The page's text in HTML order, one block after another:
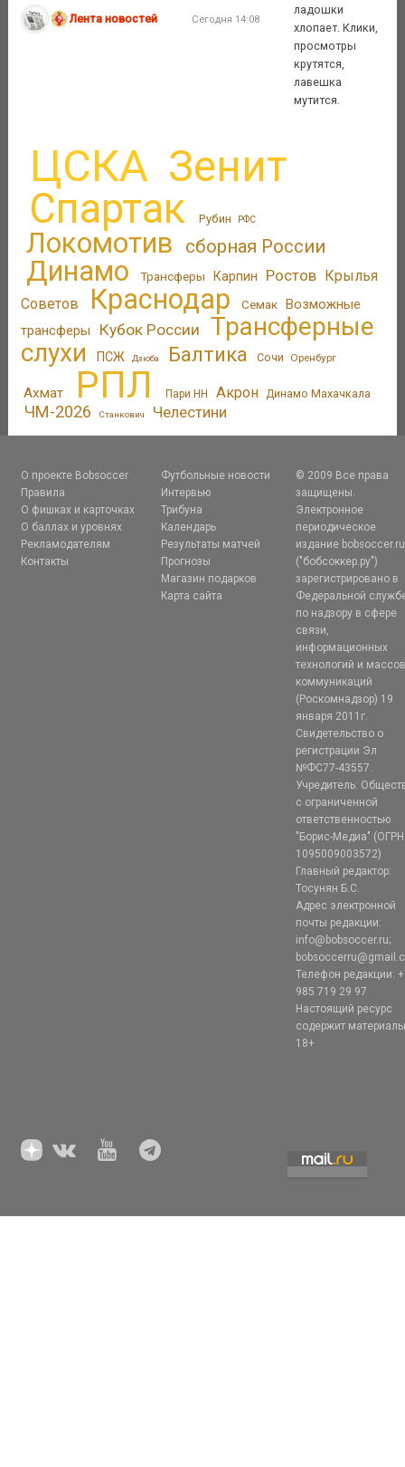
Лента новостей Сегодня 14:08
ладошки
хлопает. Клики,
просмотры
крутятся,
лавешка
мутится.
ЦСКА Зенит
Спартак Рубин РФС
Локомотив сборная России
Динамо Трансферы Карпин Ростов Крылья
Советов
Краснодар Семак Возможные
трансферы
Кубок России
Трансферные
слухи
ПСЖ Дзюба Балтика Сочи Оренбург
Ахмат РПЛ Пари НН Акрон Динамо Махачкала
ЧМ-2026 Станкович Челестини
О проекте Bobsoccer
Правила
О фишках и карточках
О баллах и уровнях
Рекламодателям
Контакты
Футбольные новости
Интервью
Трибуна
Календарь
Результаты матчей
Прогнозы
Магазин подарков
Карта сайта
© 2009 Все права
защищены.
Электронное
периодическое
издание bobsoccer.ru
("бобсоккер.ру")
зарегистрировано в
Федеральной
по надзору в сфере
связи,
информационных
технологий и
коммуникаций
(Роскомнадзор) 19
января 2011г.
Свидетельство о
регистрации Эл
№ФС77-43557.
Учредитель:
с ограниченной
ответственностью
"Борис-Медиа" (ОГРН
1095009003572)
Главный редактор:
Тосунян Б.С.
Адрес электронной
почты редакции:
info@bobsoccer.ru;
Телефон редакции:
985 719 29 97
Настоящий ресурс
содержит
18+